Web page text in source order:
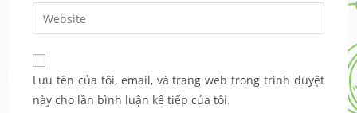
comment
email
address
comment
Enter
your
website
URL
(optional)
Lưu tên của tôi, email, và trang web trong trình duyệt
này cho lần bình luận kế tiếp của tôi.